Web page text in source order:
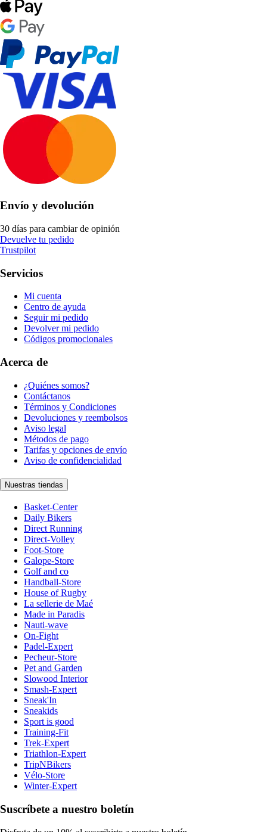
Envío y devolución
30 días para cambiar de opinión
Devuelve tu pedido
Trustpilot
Servicios
Mi cuenta
Centro de ayuda
Seguir mi pedido
Devolver mi pedido
Códigos promocionales
Acerca de
¿Quiénes somos?
Contáctanos
Términos y Condiciones
Devoluciones y reembolsos
Aviso legal
Métodos de pago
Tarifas y opciones de envío
Aviso de confidencialidad
Nuestras tiendas
Basket-Center
Daily Bikers
Direct Running
Direct-Volley
Foot-Store
Galope-Store
Golf and co
Handball-Store
House of Rugby
La sellerie de Maé
Made in Paradis
Nauti-wave
On-Fight
Padel-Expert
Pecheur-Store
Pet and Garden
Slowood Interior
Smash-Expert
Sneak'In
Sneakids
Sport is good
Training-Fit
Trek-Expert
Triathlon-Expert
TripNBikers
Vélo-Store
Winter-Expert
Suscríbete a nuestro boletín